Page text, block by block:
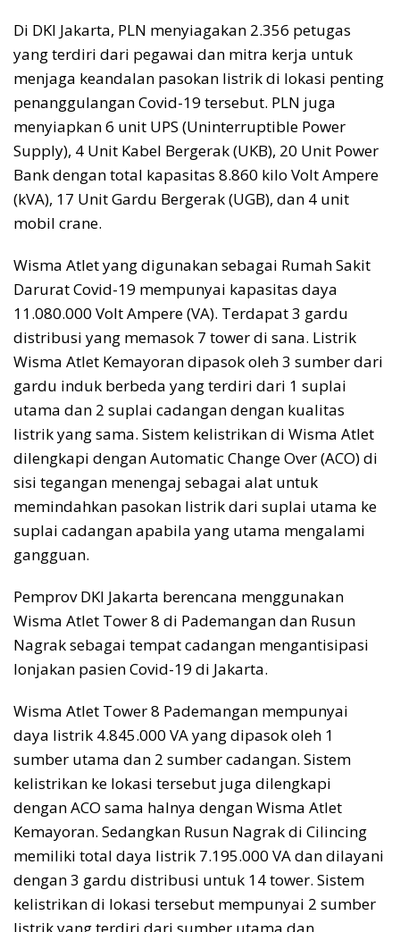
Di DKI Jakarta, PLN menyiagakan 2.356 petugas
yang terdiri dari pegawai dan mitra kerja untuk
menjaga keandalan pasokan listrik di lokasi penting
penanggulangan Covid-19 tersebut. PLN juga
menyiapkan 6 unit UPS (Uninterruptible Power
Supply), 4 Unit Kabel Bergerak (UKB), 20 Unit Power
Bank dengan total kapasitas 8.860 kilo Volt Ampere
(kVA), 17 Unit Gardu Bergerak (UGB), dan 4 unit
mobil crane.
Wisma Atlet yang digunakan sebagai Rumah Sakit
Darurat Covid-19 mempunyai kapasitas daya
11.080.000 Volt Ampere (VA). Terdapat 3 gardu
distribusi yang memasok 7 tower di sana. Listrik
Wisma Atlet Kemayoran dipasok oleh 3 sumber dari
gardu induk berbeda yang terdiri dari 1 suplai
utama dan 2 suplai cadangan dengan kualitas
listrik yang sama. Sistem kelistrikan di Wisma Atlet
dilengkapi dengan Automatic Change Over (ACO) di
sisi tegangan menengaj sebagai alat untuk
memindahkan pasokan listrik dari suplai utama ke
suplai cadangan apabila yang utama mengalami
gangguan.
Pemprov DKI Jakarta berencana menggunakan
Wisma Atlet Tower 8 di Pademangan dan Rusun
Nagrak sebagai tempat cadangan mengantisipasi
lonjakan pasien Covid-19 di Jakarta.
Wisma Atlet Tower 8 Pademangan mempunyai
daya listrik 4.845.000 VA yang dipasok oleh 1
sumber utama dan 2 sumber cadangan. Sistem
kelistrikan ke lokasi tersebut juga dilengkapi
dengan ACO sama halnya dengan Wisma Atlet
Kemayoran. Sedangkan Rusun Nagrak di Cilincing
memiliki total daya listrik 7.195.000 VA dan dilayani
dengan 3 gardu distribusi untuk 14 tower. Sistem
kelistrikan di lokasi tersebut mempunyai 2 sumber